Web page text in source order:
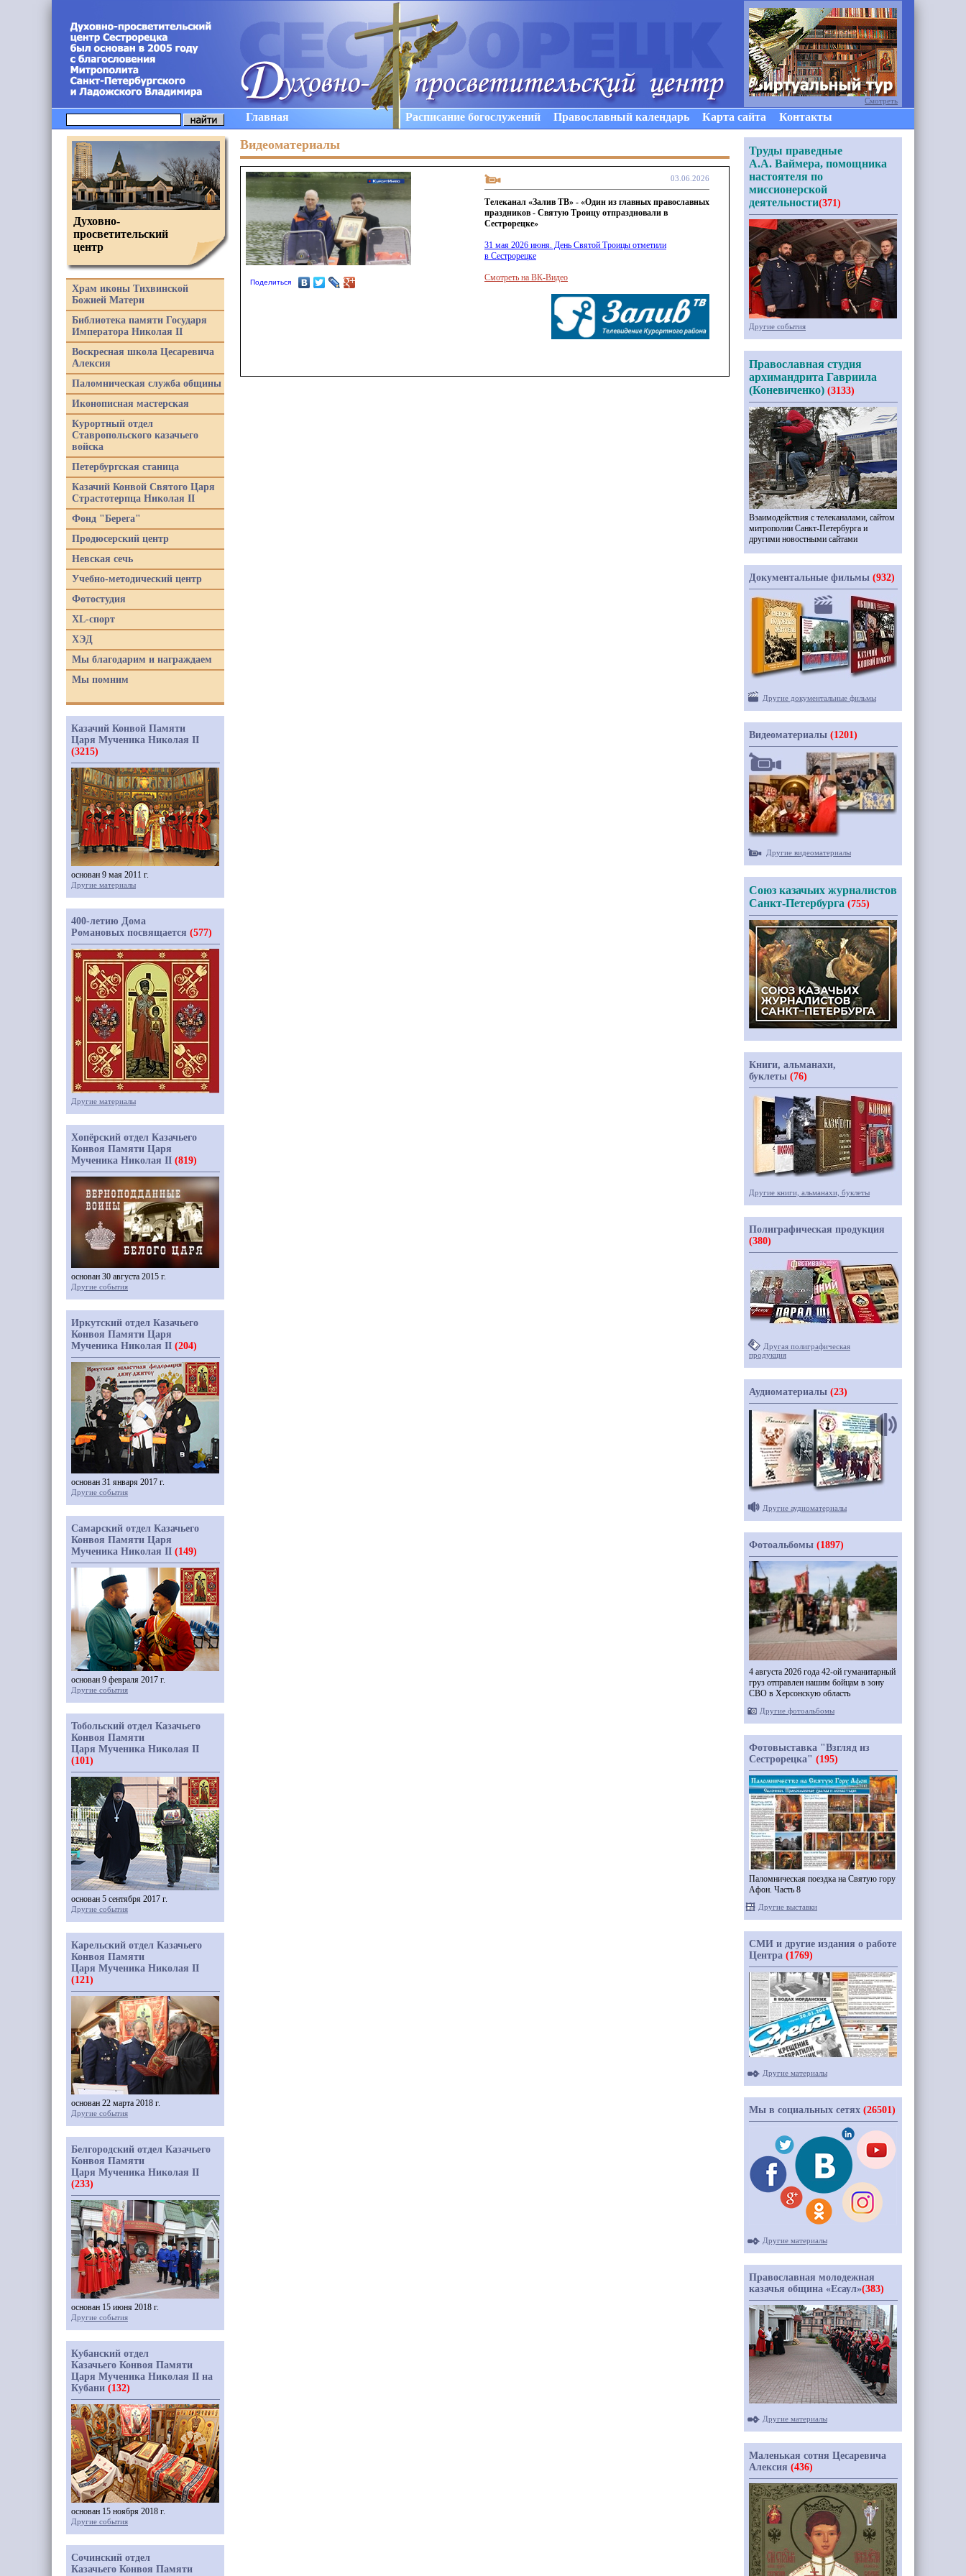
Главная Расписание богослужений Православный календарь Карта сайта Контакты
Видеоматериалы
Поделиться
03.06.2026
Телеканал «Залив ТВ» - «Один из главных православных
праздников - Святую Троицу отпраздновали в
Сестрорецке»
31 мая 2026 июня. День Святой Троицы отметили
в Сестрорецке
Смотреть на ВК-Видео
Духовно-
просветительский
центр
Храм иконы Тихвинской
Божией Матери
Библиотека памяти Государя
Императора Николая II
Воскресная школа Цесаревича
Алексия
Паломническая служба общины
Иконописная мастерская
Курортный отдел
Ставропольского казачьего
войска
Петербургская станица
Казачий Конвой Святого Царя
Страстотерпца Николая II
Фонд "Берега"
Продюсерский центр
Невская сечь
Учебно-методический центр
Фотостудия
XL-спорт
ХЭД
Мы благодарим и награждаем
Мы помним
Казачий Конвой Памяти
Царя Мученика Николая II
(3215)
основан 9 мая 2011 г.
Другие материалы
400-летию Дома
Романовых посвящается (577)
Другие материалы
Хопёрский отдел Казачьего
Конвоя Памяти Царя
Мученика Николая II (819)
основан 30 августа 2015 г.
Другие события
Иркутский отдел Казачьего
Конвоя Памяти Царя
Мученика Николая II (204)
основан 31 января 2017 г.
Другие события
Самарский отдел Казачьего
Конвоя Памяти Царя
Мученика Николая II (149)
основан 9 февраля 2017 г.
Другие события
Тобольский отдел Казачьего
Конвоя Памяти
Царя Мученика Николая II
(101)
основан 5 сентября 2017 г.
Другие события
Карельский отдел Казачьего
Конвоя Памяти
Царя Мученика Николая II
(121)
основан 22 марта 2018 г.
Другие события
Белгородский отдел Казачьего
Конвоя Памяти
Царя Мученика Николая II
(233)
основан 15 июня 2018 г.
Другие события
Кубанский отдел
Казачьего Конвоя Памяти
Царя Мученика Николая II на
Кубани (132)
основан 15 ноября 2018 г.
Другие события
Сочинский отдел
Казачьего Конвоя Памяти
Смотреть
Труды праведные
А.А. Ваймера, помощника
настоятеля по
миссионерской
деятельности(371)
Другие события
Православная студия
архимандрита Гавриила
(Коневиченко) (3133)
Взаимодействия с телеканалами, сайтом
митрополии Санкт-Петербурга и
другими новостными сайтами
Документальные фильмы (932)
Другие документальные фильмы
Видеоматериалы (1201)
Другие видеоматериалы
Союз казачьих журналистов
Санкт-Петербурга (755)
Книги, альманахи,
буклеты (76)
Другие книги, альманахи, буклеты
Полиграфическая продукция
(380)
Другая полиграфическая
продукция
Аудиоматериалы (23)
Другие аудиоматериалы
Фотоальбомы (1897)
4 августа 2026 года 42-ой гуманитарный
груз отправлен нашим бойцам в зону
СВО в Херсонскую область
Другие фотоальбомы
Фотовыставка "Взгляд из
Сестрорецка" (195)
Паломническая поездка на Святую гору
Афон. Часть 8
Другие выставки
СМИ и другие издания о работе
Центра (1769)
Другие материалы
Мы в социальных сетях (26501)
Другие материалы
Православная молодежная
казачья община «Есаул»(383)
Другие материалы
Маленькая сотня Цесаревича
Алексия (436)